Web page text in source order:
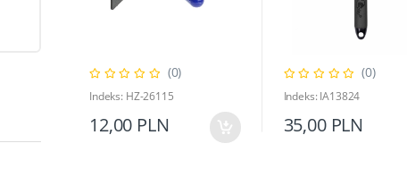
(0)
Indeks: HZ-26115
12,00 PLN
(0)
Indeks: IA13824
35,00 PLN